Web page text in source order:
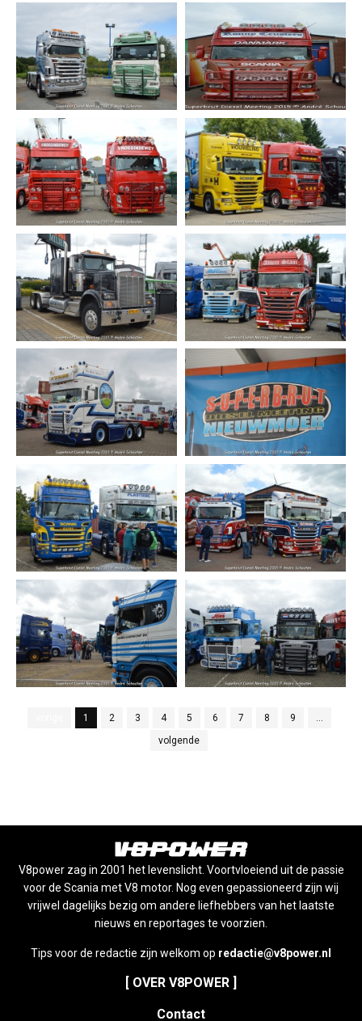
1 2 3 4 5 6 7 8 9
...
volgende
V8power zag in 2001 het levenslicht. Voortvloeiend uit de passie
voor de Scania met V8 motor. Nog even gepassioneerd zijn wij
vrijwel dagelijks bezig om andere liefhebbers van het laatste
nieuws en reportages te voorzien.
Tips voor de redactie zijn welkom op redactie@v8power.nl
[ OVER V8POWER ]
Contact